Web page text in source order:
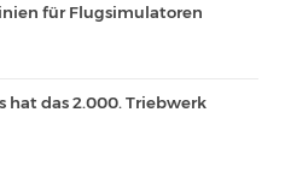
für Flugsimulatoren
hat das 2.000. Triebwerk